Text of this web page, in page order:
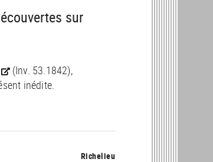
sur
(Inv. 53.1842),
inédite.
Richelieu